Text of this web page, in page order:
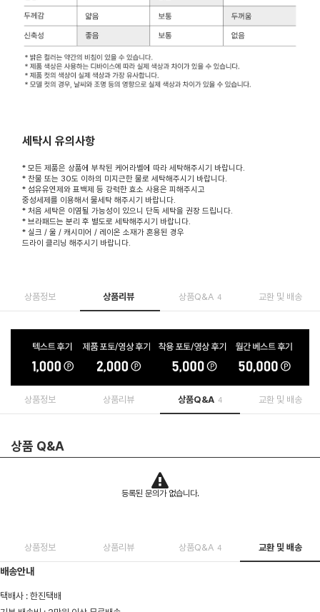
세탁시 유의사항
* 모든 제품은 상품에 부착된 케어라벨에 따라 세탁해주시기 바랍니다.
* 찬물 또는 30도 이하의 미지근한 물로 세탁해주시기 바랍니다.
* 섬유유연제와 표백제 등 강력한 효소 사용은 피해주시고
중성세제를 이용해서 물세탁 해주시기 바랍니다.
* 처음 세탁은 이염될 가능성이 있으니 단독 세탁을 권장 드립니다.
* 브라패드는 분리 후 별도로 세탁해주시기 바랍니다.
* 실크 / 울 / 캐시미어 / 레이온 소재가 혼용된 경우
드라이 클리닝 해주시기 바랍니다.
상품정보 상품리뷰 상품Q&A 4 교환 및 배송
상품정보 상품리뷰 상품Q&A 4 교환 및 배송
상품 Q&A
등록된 문의가 없습니다.
상품정보 상품리뷰 상품Q&A 4 교환 및 배송
배송안내
택배사 : 한진택배